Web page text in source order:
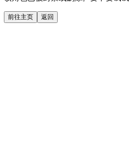
前往主页 返回